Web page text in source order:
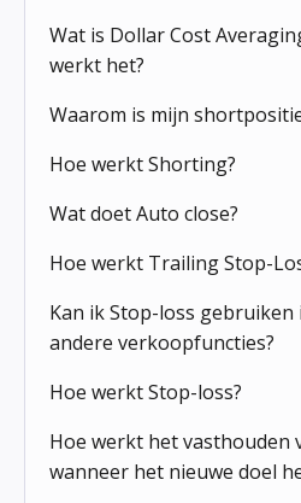
Wat is Dollar Cost
werkt het?
Waarom is mijn
Hoe werkt Shorting?
Wat doet Auto close?
Hoe werkt Trailing Stop-
Kan ik Stop-loss
andere verkoopfuncties?
Hoe werkt Stop-loss?
Hoe werkt het vasthouden
wanneer het nieuwe doel